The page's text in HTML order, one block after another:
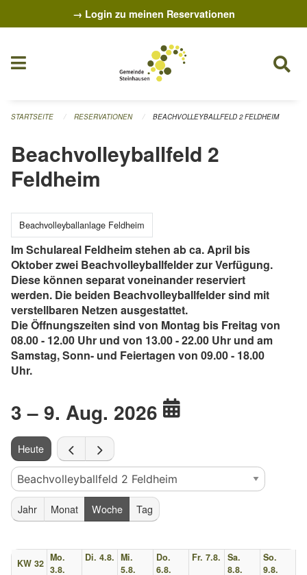
Navigation überspringen→ Login zu meinen Reservationen
STARTSEITE RESERVATIONEN BEACHVOLLEYBALLFELD 2 FELDHEIM
Beachvolleyballfeld 2
Feldheim
Beachvolleyballanlage Feldheim
Im Schulareal Feldheim stehen ab ca. April bis
Oktober zwei Beachvolleyballfelder zur Verfügung.
Diese können separat voneinander reserviert
werden. Die beiden Beachvolleyballfelder sind mit
verstellbaren Netzen ausgestattet.
Die Öffnungszeiten sind von Montag bis Freitag von
08.00 - 12.00 Uhr und von 13.00 - 22.00 Uhr und am
Samstag, Sonn- und Feiertagen von 09.00 - 18.00
Uhr.
3 – 9. Aug. 2026
Heute
Jahr Monat Woche Tag
KW 32 Mo.
3.8.
Di. 4.8. Mi.
5.8.
Do.
6.8.
Fr. 7.8.
Sa.
8.8.
So.
9.8.